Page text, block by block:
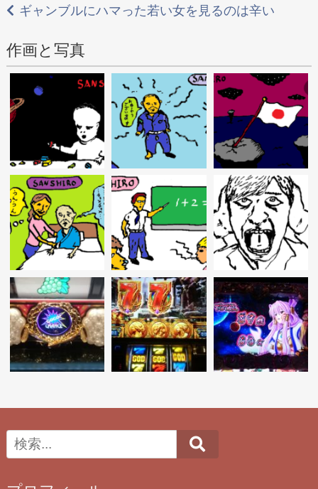
稿
ナ
ビ
ゲ
ー
ョ
ン
ギャンブルにハマった若い女を見るのは辛い
作画と写真